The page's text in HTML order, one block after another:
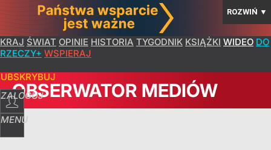
ROZWIŃ ▼
KRAJ ŚWIAT OPINIE HISTORIA TYGODNIK KSIĄŻKI WIDEO DO
RZECZY+ WSPIERAJ
ZALOGUJ
MENU
OBSERWATOR MEDIÓW